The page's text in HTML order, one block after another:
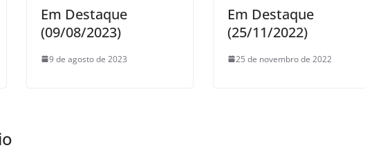
Em Destaque
(09/08/2023)
9 de agosto de 2023
Em Destaque
(25/11/2022)
25 de novembro de 2022